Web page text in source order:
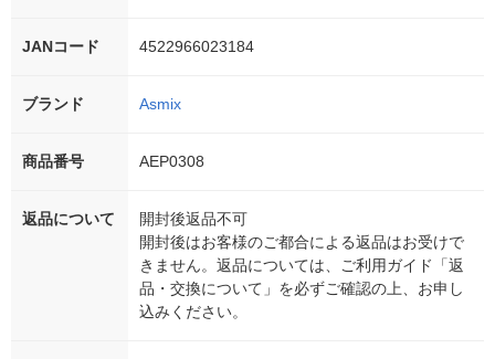
JANコード 4522966023184
ブランド Asmix
商品番号 AEP0308
返品について
開封後返品不可
開封後はお客様のご都合による返品はお受けで
きません。返品については、ご利用ガイド「返
品・交換について」を必ずご確認の上、お申し
込みください。